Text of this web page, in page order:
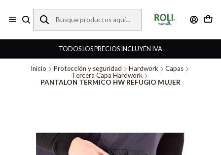
TODOS LOS PRECIOS INCLUYEN IVA
Inicio Protección y seguridad Hardwork
Capas
Tercera Capa Hardwork
PANTALON TERMICO HW REFUGIO MUJER